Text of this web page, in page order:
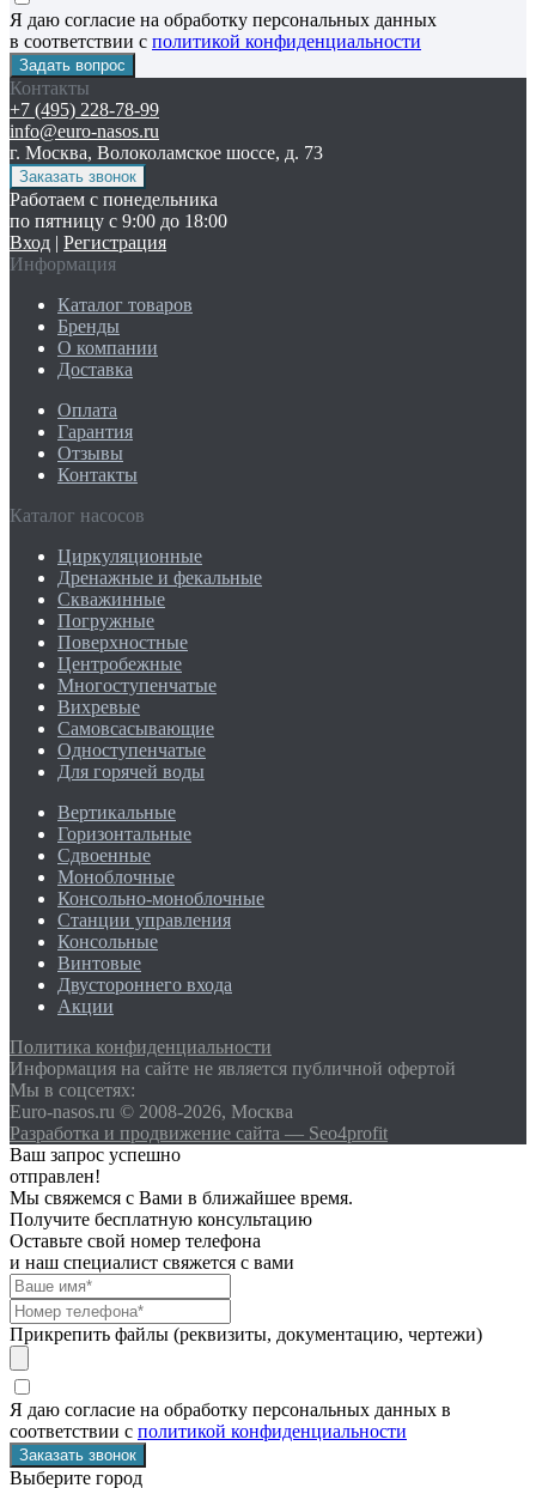
Я даю согласие на обработку персональных данных
в соответствии с политикой конфиденциальности
Контакты
+7 (495) 228-78-99
info@euro-nasos.ru
г. Москва, Волоколамское шоссе, д. 73
Работаем с понедельника
по пятницу с 9:00 до 18:00
Вход | Регистрация
Информация
Каталог товаров
Бренды
О компании
Доставка
Оплата
Гарантия
Отзывы
Контакты
Каталог насосов
Циркуляционные
Дренажные и фекальные
Скважинные
Погружные
Поверхностные
Центробежные
Многоступенчатые
Вихревые
Самовсасывающие
Одноступенчатые
Для горячей воды
Вертикальные
Горизонтальные
Сдвоенные
Моноблочные
Консольно-моноблочные
Станции управления
Консольные
Винтовые
Двустороннего входа
Акции
Политика конфиденциальности
Информация на сайте не является публичной офертой
Мы в соцсетях:
Euro-nasos.ru © 2008-2026, Москва
Разработка и продвижение сайта — Seo4profit
Ваш запрос успешно
отправлен!
Мы свяжемся с Вами в ближайшее время.
Получите бесплатную консультацию
Оставьте свой номер телефона
и наш специалист свяжется с вами
Прикрепить файлы (реквизиты, документацию, чертежи)
Я даю согласие на обработку персональных данных в
соответствии с политикой конфиденциальности
Выберите город